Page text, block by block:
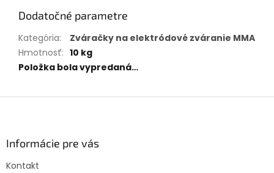
Dodatočné parametre
Kategória:
Zváračky na elektródové zváranie MMA
Hmotnosť: 10 kg
Položka bola vypredaná…
Informácie pre vás
Kontakt